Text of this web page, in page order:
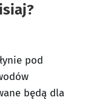
pod
będą dla